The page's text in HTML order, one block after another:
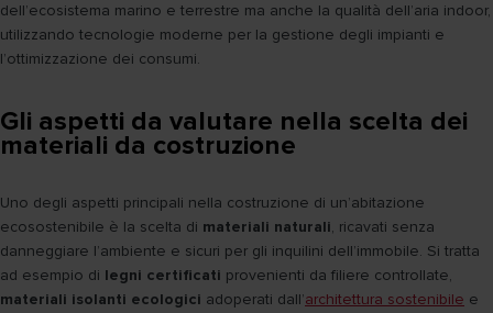
dell’ecosistema marino e terrestre ma anche la qualità dell’aria indoor,
utilizzando tecnologie moderne per la gestione degli impianti e
l’ottimizzazione dei consumi.
Gli aspetti da valutare nella scelta dei
materiali da costruzione
Uno degli aspetti principali nella costruzione di un’abitazione
ecosostenibile è la scelta di materiali naturali, ricavati senza
danneggiare l’ambiente e sicuri per gli inquilini dell’immobile. Si tratta
ad esempio di legni certificati provenienti da filiere controllate,
materiali isolanti ecologici adoperati dall’architettura sostenibile e